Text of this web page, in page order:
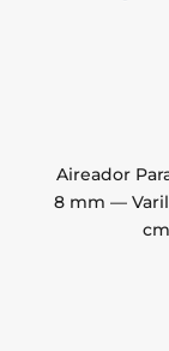
Aireador
8 mm —
cm